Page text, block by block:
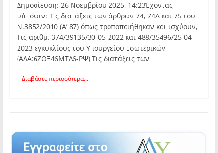
Δημοσίευση: 26 Νοεμβρίου 2025, 14:23Έχοντας
υπ΄όψιν: Τις διατάξεις των άρθρων 74, 74Α και 75 του
Ν.3852/2010 (Α’ 87) όπως τροποποιήθηκαν και ισχύουν,
Τις αριθμ. 374/39135/30-05-2022 και 488/35496/25-04-
2023 εγκυκλίους του Υπουργείου Εσωτερικών
(ΑΔΑ:6ΖΟΞ46ΜΤΛ6-ΡΨ) Τις διατάξεις των
Διαβάστε περισσότερα...